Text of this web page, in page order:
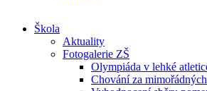
Škola
Aktuality
Fotogalerie ZŠ
Olympiáda v lehké
Chování za